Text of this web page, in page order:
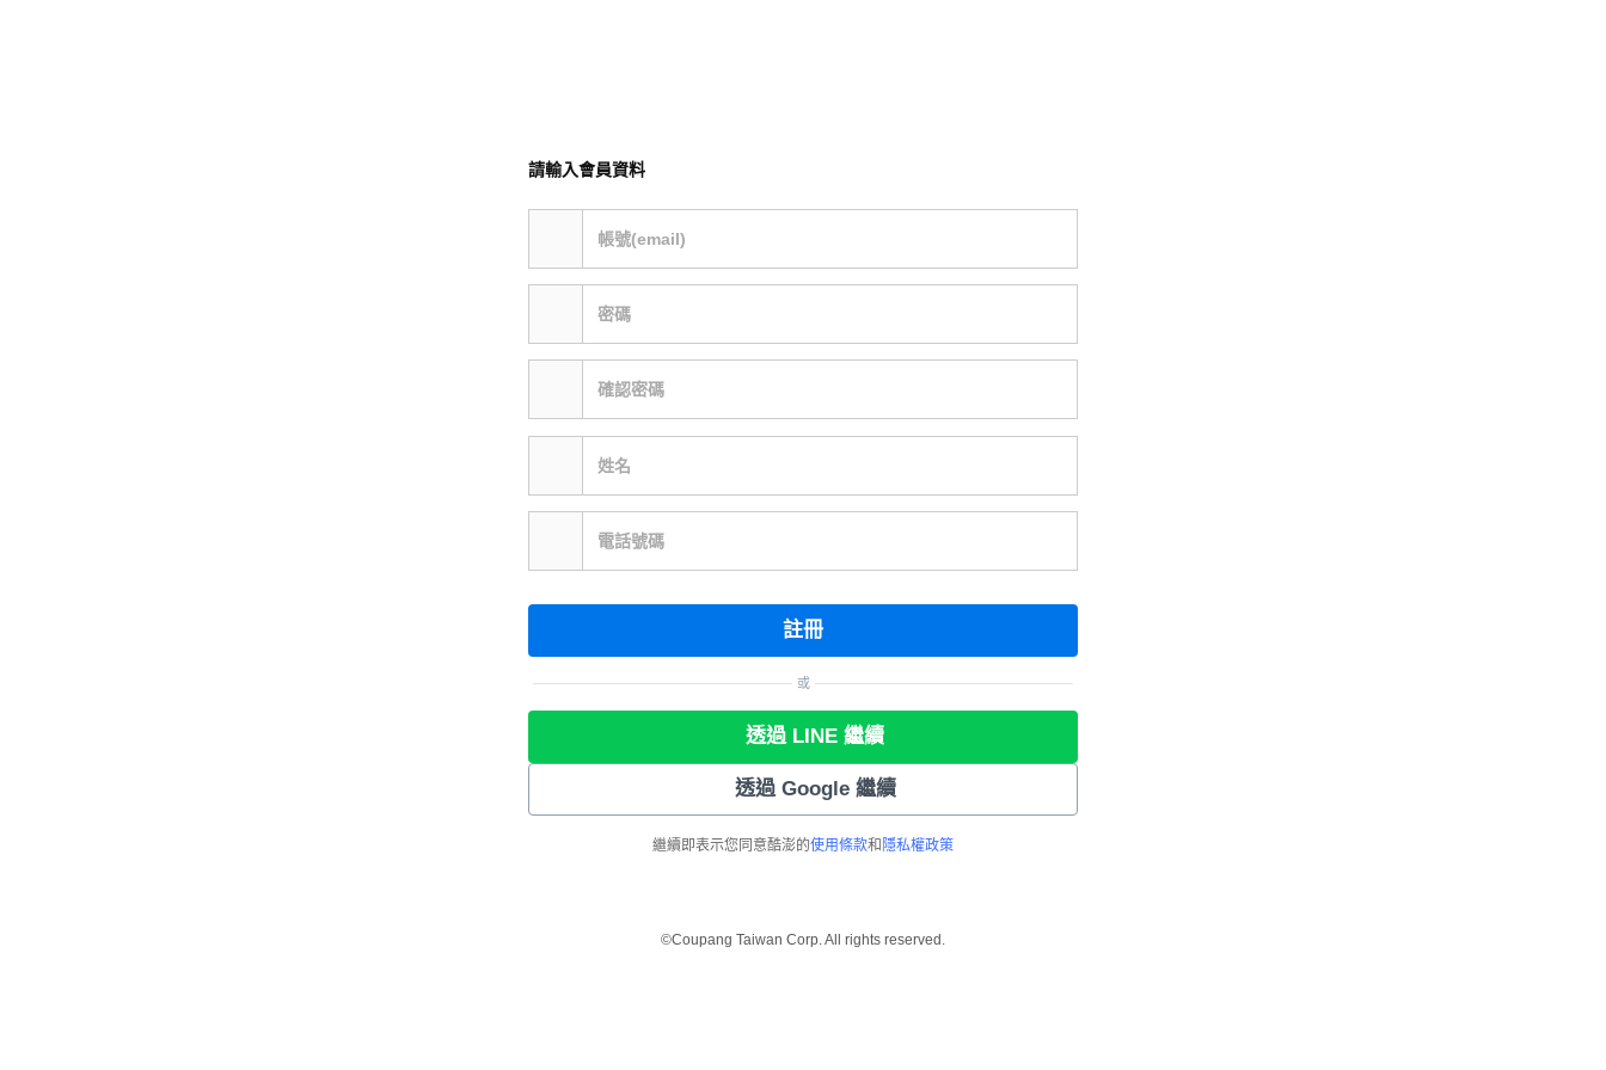
請輸入會員資料
帳號(email)
密碼
確認密碼
姓名
電話號碼
註冊
或
透過 LINE 繼續
透過 Google 繼續
繼續即表示您同意酷澎的使用條款和 隱私權政策
©Coupang Taiwan Corp. All rights reserved.